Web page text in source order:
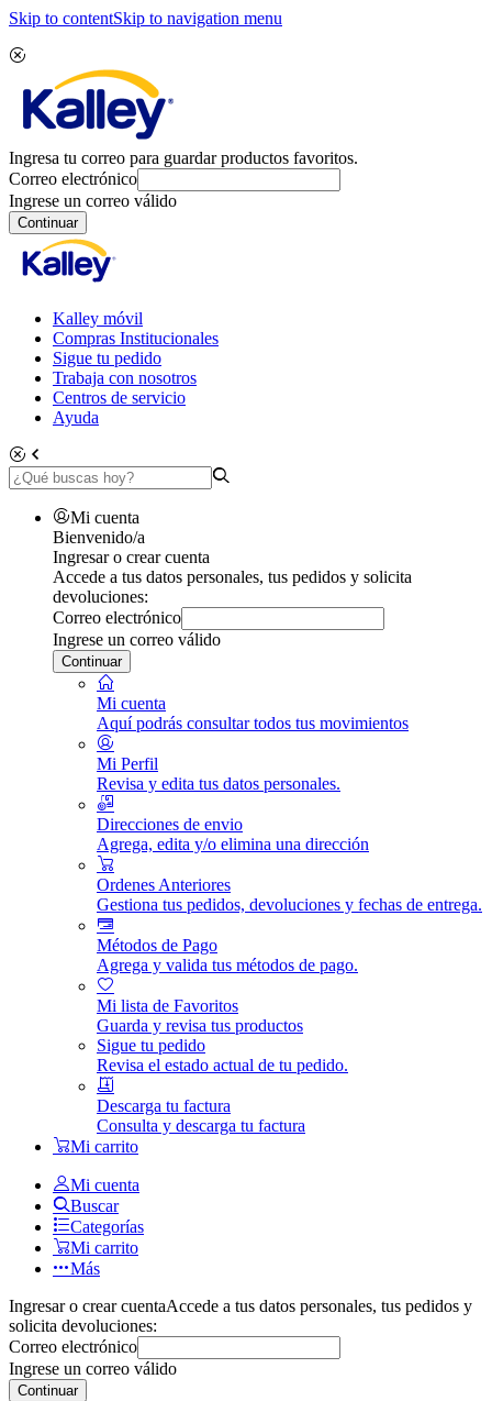
Skip to contentSkip to navigation menu
Ingresa tu correo para guardar productos favoritos.
Correo electrónico
Ingrese un correo válido
Continuar
Kalley móvil
Compras Institucionales
Sigue tu pedido
Trabaja con nosotros
Centros de servicio
Ayuda
Mi cuenta
Bienvenido/a
Ingresar o crear cuenta
Accede a tus datos personales, tus pedidos y solicita
devoluciones:
Correo electrónico
Ingrese un correo válido
Continuar
Mi cuenta
Aquí podrás consultar todos tus movimientos
Mi Perfil
Revisa y edita tus datos personales.
Direcciones de envio
Agrega, edita y/o elimina una dirección
Ordenes Anteriores
Gestiona tus pedidos, devoluciones y fechas de entrega.
Métodos de Pago
Agrega y valida tus métodos de pago.
Mi lista de Favoritos
Guarda y revisa tus productos
Sigue tu pedido
Revisa el estado actual de tu pedido.
Descarga tu factura
Consulta y descarga tu factura
Mi carrito
Mi cuenta
Buscar
Categorías
Mi carrito
Más
Ingresar o crear cuentaAccede a tus datos personales, tus pedidos y
solicita devoluciones:
Correo electrónico
Ingrese un correo válido
Continuar